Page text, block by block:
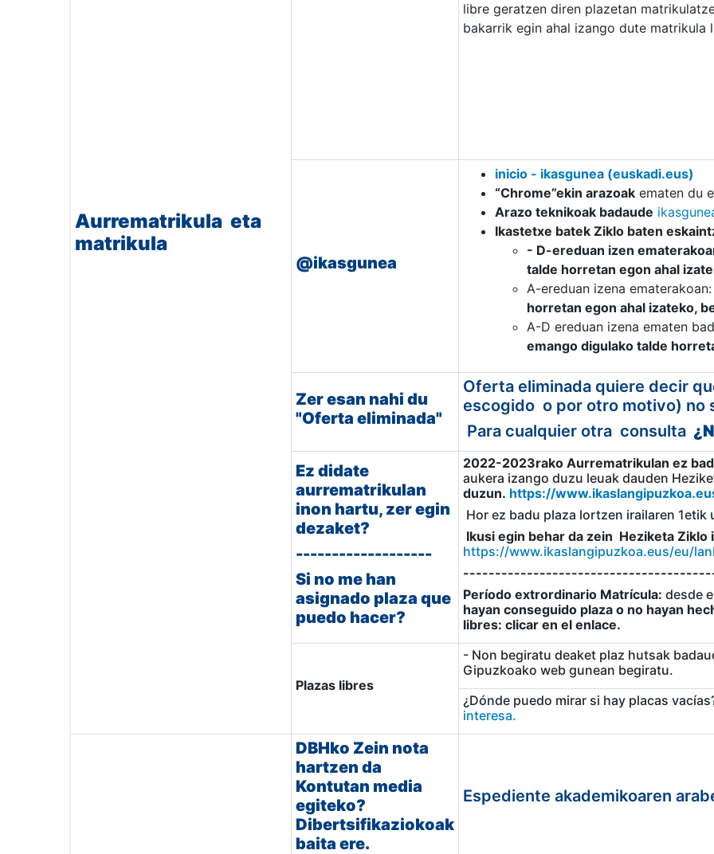
Aurrematrikula eta
matrikula
libre geratzen diren plazetan
bakarrik egin ahal izango dute
@ikasgunea
inicio - ikasgunea (euskadi.eus)
“Chrome”ekin arazoak ematen du
Arazo teknikoak badaude
Ikastetxe batek Ziklo baten
- D-ereduan izen
talde horretan egon ahal
A-ereduan izena ematerakoan:
horretan egon ahal izateko,
A-D ereduan izena ematen
emango digulako talde
Zer esan nahi du
"Oferta eliminada"
Oferta eliminada quiere decir
escogido o por otro motivo) no
Para cualquier otra consulta
Ez didate
aurrematrikulan
inon hartu, zer egin
dezaket?
-------------------
Si no me han
asignado plaza que
puedo hacer?
2022-2023rako Aurrematrikulan ez
aukera izango duzu leuak dauden
duzun. https://
Hor ez badu plaza lortzen irailaren
Ikusi egin behar da zein Heziketa
https://www.ikaslangipuzkoa.eus/eu/
Período extrordinario Matrícula: desde
hayan conseguido plaza o no hayan
libres: clicar en el enlace.
Plazas libres
- Non begiratu deaket plaz hutsak
Gipuzkoako web gunean begiratu.
¿Dónde puedo mirar si hay placas
interesa.
DBHko Zein nota
hartzen da
Kontutan media
egiteko?
Dibertsifikaziokoak
baita ere.
Espediente akademikoaren